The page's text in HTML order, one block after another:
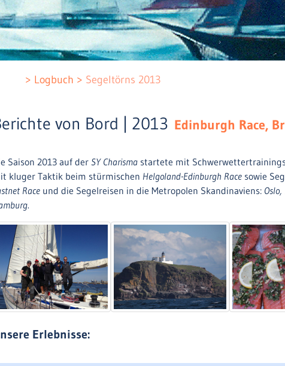
Logbuch Segeltörns 2013
von Bord | 2013 Edinburgh Race,
Saison 2013 auf der SY Charisma startete mit
kluger Taktik beim stürmischen Helgoland-Edinburgh Race sowie
Race und die Segelreisen in die Metropolen Skandinaviens:
.
Erlebnisse: